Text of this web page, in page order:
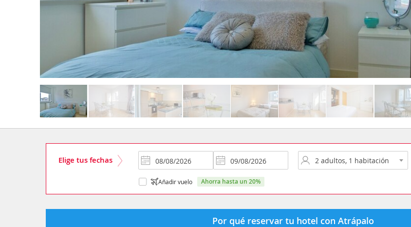
Elige tus fechas
Añadir vuelo ahorra hasta un 20%
Por qué reservar tu hotel con Atrápalo